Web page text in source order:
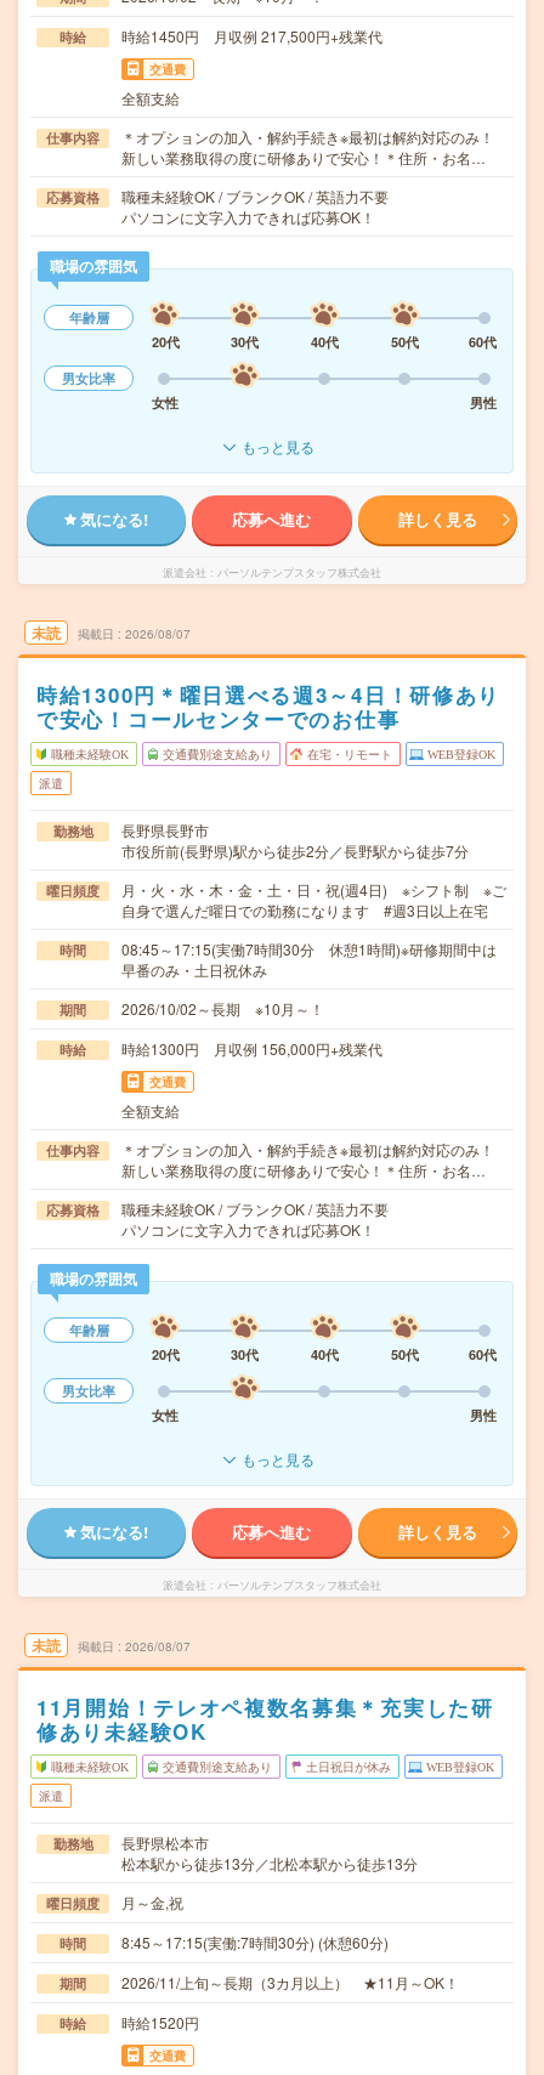
時給 時給1450円 月収例 217,500円+残業代
交通費
全額支給
仕事内容
＊オプションの加入・解約手続き※最初は解約対応のみ！
新しい業務取得の度に研修ありで安心！＊住所・お名…
応募資格
職種未経験OK / ブランクOK / 英語力不要
パソコンに文字入力できれば応募OK！
職場の雰囲気
年齢層
20代
30代 40代 50代
60代
男女比率
女性
男性
もっと見る
気になる! 応募へ進む 詳しく見る
派遣会社 パーソルテンプスタッフ株式会社
未読 掲載日 2026/08/07
時給1300円＊曜日選べる週3～4日！研修あり
で安心！コールセンターでのお仕事
職種未経験OK 交通費別途支給あり 在宅・リモート WEB登録OK
派遣
勤務地
長野県長野市
市役所前(長野県)駅から徒歩2分／長野駅から徒歩7分
曜日頻度
月・火・水・木・金・土・日・祝(週4日) ※シフト制 ※ご
自身で選んだ曜日での勤務になります #週3日以上在宅
時間
08:45～17:15(実働7時間30分 休憩1時間)※研修期間中は
早番のみ・土日祝休み
期間 2026/10/02～長期 ※10月～！
時給 時給1300円 月収例 156,000円+残業代
交通費
全額支給
仕事内容
＊オプションの加入・解約手続き※最初は解約対応のみ！
新しい業務取得の度に研修ありで安心！＊住所・お名…
応募資格
職種未経験OK / ブランクOK / 英語力不要
パソコンに文字入力できれば応募OK！
職場の雰囲気
年齢層
20代
30代 40代 50代
60代
男女比率
女性
男性
もっと見る
気になる! 応募へ進む 詳しく見る
派遣会社 パーソルテンプスタッフ株式会社
未読 掲載日 2026/08/07
11月開始！テレオペ複数名募集＊充実した研
修あり未経験OK
職種未経験OK 交通費別途支給あり 土日祝日が休み WEB登録OK
派遣
勤務地
長野県松本市
松本駅から徒歩13分／北松本駅から徒歩13分
曜日頻度 月～金,祝
時間 8:45～17:15(実働:7時間30分) (休憩60分)
期間 2026/11/上旬～長期（3カ月以上） ★11月～OK！
時給 時給1520円
交通費